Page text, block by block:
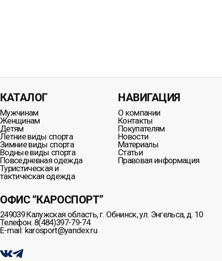
КАТАЛОГ
Мужчинам
Женщинам
Детям
Летние виды спорта
Зимние виды спорта
Водные виды спорта
Повседневная одежда
Туристическая и
тактическая одежда
НАВИГАЦИЯ
О компании
Контакты
Покупателям
Новости
Материалы
Статьи
Правовая информация
ОФИС “КАРОСПОРТ”
249039 Калужская область, г. Обнинск, ул. Энгельса, д. 10
Телефон: 8(484)397-79-74
E-mail: karosport@yandex.ru